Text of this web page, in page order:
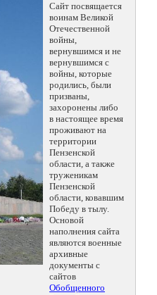
Сайт посвящается
воинам Великой
Отечественной
войны,
вернувшимся и не
вернувшимся с
войны, которые
родились, были
призваны,
захоронены либо
в настоящее время
проживают на
территории
Пензенской
области, а также
труженикам
Пензенской
области, ковавшим
Победу в тылу.
Основой
наполнения сайта
являются военные
архивные
документы с
сайтов
Обобщенного